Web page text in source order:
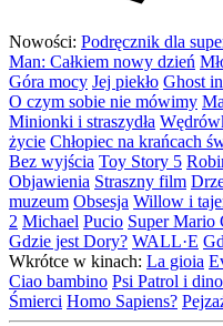
Nowości: Podręcznik dla
Man: Całkiem nowy dzień
Góra mocy Jej piekło Ghost
O czym sobie nie mówimy
Minionki i straszydła
życie Chłopiec na krańcach
Bez wyjścia Toy Story 5
Objawienia Straszny film
muzeum Obsesja Willow i
2 Michael Pucio Super Mario
Gdzie jest Dory? WALL·E
Wkrótce w kinach: La gioia
Ciao bambino Psi Patrol i
Śmierci Homo Sapiens?